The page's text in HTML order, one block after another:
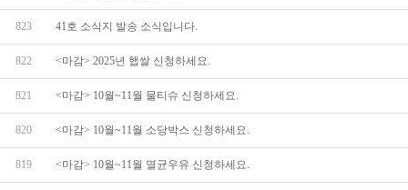
823 41호 소식지 발송 소식입니다.
822 <마감> 2025년 햅쌀 신청하세요.
821 <마감> 10월~11월 물티슈 신청하세요.
820 <마감> 10월~11월 소당박스 신청하세요.
819 <마감> 10월~11월 멸균우유 신청하세요.